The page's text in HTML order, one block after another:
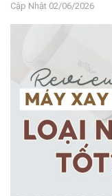
02/06/2026